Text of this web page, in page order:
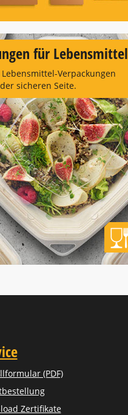
für Lebensmittel
Verpackungen
sicheren Seite.
(PDF)
Zertifikate